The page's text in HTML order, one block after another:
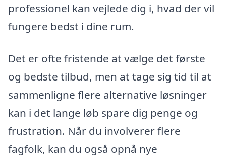
professionel kan vejlede dig i, hvad der vil
fungere bedst i dine rum.
Det er ofte fristende at vælge det første
og bedste tilbud, men at tage sig tid til at
sammenligne flere alternative løsninger
kan i det lange løb spare dig penge og
frustration. Når du involverer flere
fagfolk, kan du også opnå nye